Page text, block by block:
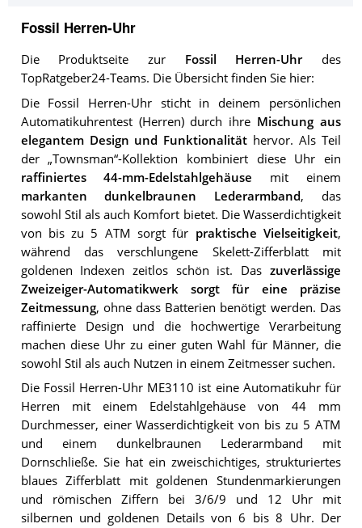
Fossil Herren-Uhr
Die Produktseite zur Fossil Herren-Uhrdes
TopRatgeber24-Teams. Die Übersicht finden Sie hier:
Die Fossil Herren-Uhr sticht in deinem persönlichen
Automatikuhrentest (Herren) durch ihre Mischung aus
elegantem Design und Funktionalität hervor. Als Teil
der „Townsman“-Kollektion kombiniert diese Uhr ein
raffiniertes 44-mm-Edelstahlgehäuse mit einem
markanten dunkelbraunen Lederarmband, das
sowohl Stil als auch Komfort bietet. Die Wasserdichtigkeit
von bis zu 5 ATM sorgt für praktische Vielseitigkeit,
während das verschlungene Skelett-Zifferblatt mit
goldenen Indexen zeitlos schön ist. Das zuverlässige
Zweizeiger-Automatikwerk sorgt für eine präzise
Zeitmessung, ohne dass Batterien benötigt werden. Das
raffinierte Design und die hochwertige Verarbeitung
machen diese Uhr zu einer guten Wahl für Männer, die
sowohl Stil als auch Nutzen in einem Zeitmesser suchen.
Die Fossil Herren-Uhr ME3110 ist eine Automatikuhr für
Herren mit einem Edelstahlgehäuse von 44 mm
Durchmesser, einer Wasserdichtigkeit von bis zu 5 ATM
und einem dunkelbraunen Lederarmband mit
Dornschließe. Sie hat ein zweischichtiges, strukturiertes
blaues Zifferblatt mit goldenen Stundenmarkierungen
und römischen Ziffern bei 3/6/9 und 12 Uhr mit
silbernen und goldenen Details von 6 bis 8 Uhr. Der